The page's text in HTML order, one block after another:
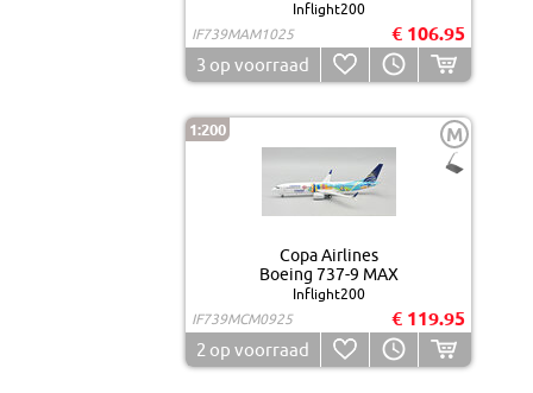
Inflight200
IF739MAM1025
€ 106.95
3 op voorraad
1:200 M
Copa Airlines
Boeing 737-9 MAX
Inflight200
IF739MCM0925
€ 119.95
2 op voorraad